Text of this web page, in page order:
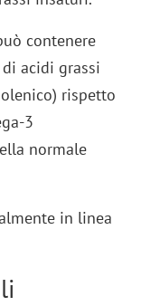
contenere
acidi grassi
rispetto
3
normale
in linea